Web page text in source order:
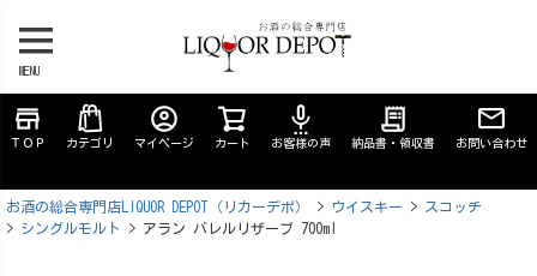
MENU
store
ＴＯＰ カテゴリ
account_circle
マイページ カート
settings_voice
お客様の声
receipt_long
納品書・領収書 お問い合わせ
お酒の総合専門店LIQUOR DEPOT（リカーデポ） ウイスキー
スコッチ
シングルモルト
アラン バレルリザーブ 700ml